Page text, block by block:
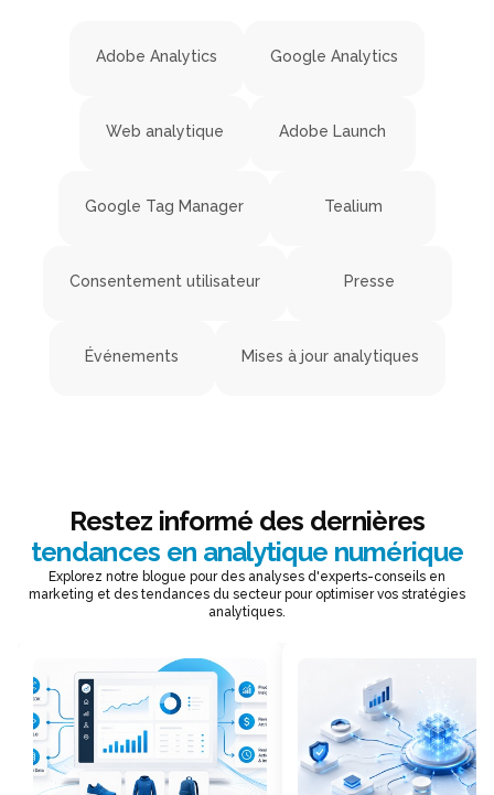
Adobe Analytics Google Analytics
Web analytique Adobe Launch
Google Tag Manager Tealium
Consentement utilisateur Presse
Événements Mises à jour analytiques
Restez informé des dernières
tendances en analytique numérique
Explorez notre blogue pour des analyses d'experts-conseils en
marketing et des tendances du secteur pour optimiser vos stratégies
analytiques.